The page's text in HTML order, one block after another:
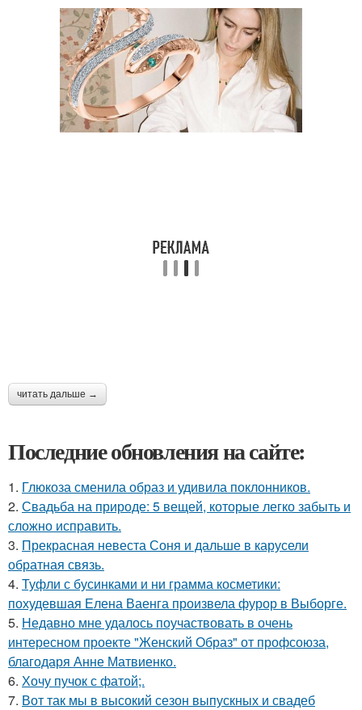
читать дальше →
Последние обновления на сайте:
1. Глюкоза сменила образ и удивила поклонников.
2. Свадьба на природе: 5 вещей, которые легко забыть и
сложно исправить.
3. Прекрасная невеста Соня и дальше в карусели
обратная связь.
4. Туфли с бусинками и ни грамма косметики:
похудевшая Елена Ваенга произвела фурор в Выборге.
5. Недавно мне удалось поучаствовать в очень
интересном проекте "Женский Образ" от профсоюза,
благодаря Анне Матвиенко.
6. Хочу пучок с фатой;.
7. Вот так мы в высокий сезон выпускных и свадеб